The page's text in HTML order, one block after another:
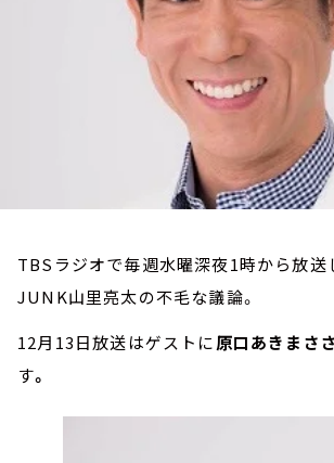
TBSラジオで毎週水曜深夜1時から放送
JUNK山里亮太の不毛な議論。
12月13日放送はゲストに原口あきまさ
す。